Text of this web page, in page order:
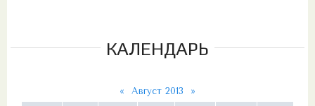
КАЛЕНДАРЬ
« Август 2013
»